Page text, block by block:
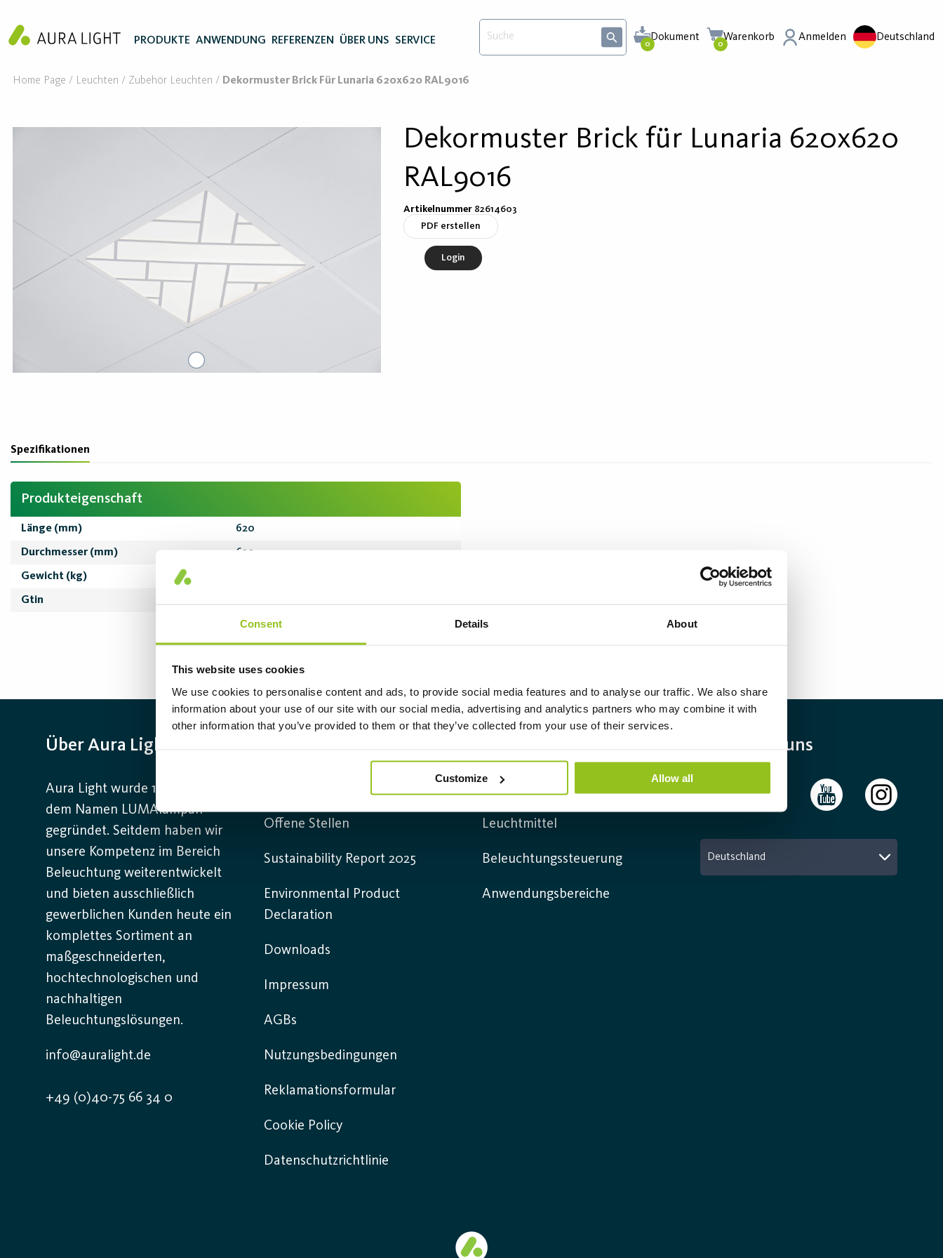
Consent Details About
This website uses cookies
We use cookies to personalise content and ads, to provide social media features and to analyse our traffic. We also share
information about your use of our site with our social media, advertising and analytics partners who may combine it with
other information that you’ve provided to them or that they’ve collected from your use of their services.
Customize Allow all
PRODUKTE ANWENDUNG REFERENZEN ÜBER UNS SERVICE 0
Dokument
0
Warenkorb Anmelden Deutschland
Home Page Leuchten Zubehör Leuchten Dekormuster Brick Für Lunaria 620x620 RAL9016
Dekormuster Brick für Lunaria 620x620
RAL9016
Artikelnummer 82614603
PDF erstellen
Login
Spezifikationen
Produkteigenschaft
Länge (mm) 620
Durchmesser (mm) 620
Gewicht (kg)
Gtin
Über Aura Light
Aura Light wurde 1930 unter
dem Namen LUMAlampan
gegründet. Seitdem haben wir
unsere Kompetenz im Bereich
Beleuchtung weiterentwickelt
und bieten ausschließlich
gewerblichen Kunden heute ein
komplettes Sortiment an
maßgeschneiderten,
hochtechnologischen und
nachhaltigen
Beleuchtungslösungen.
info@auralight.de
+49 (0)40-75 66 34 0
Offene Stellen
Sustainability Report 2025
Environmental Product
Declaration
Downloads
Impressum
AGBs
Nutzungsbedingungen
Reklamationsformular
Cookie Policy
Datenschutzrichtlinie
Leuchtmittel
Beleuchtungssteuerung
Anwendungsbereiche
Folgen Sie uns
Deutschland